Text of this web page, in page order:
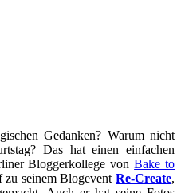
Gedanken? Warum nicht
Das hat einen einfachen
Bloggerkollege vonBake to
zu seinem BlogeventRe-Create,